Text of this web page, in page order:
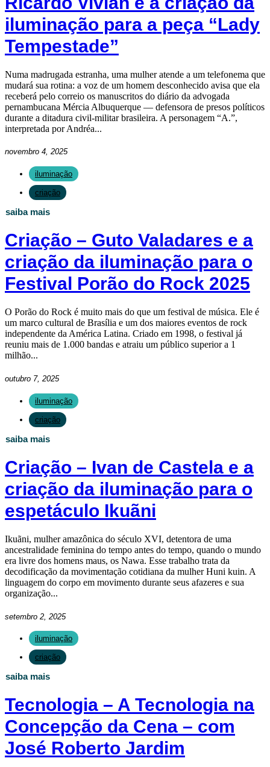
iluminação para a peça “Lady
Tempestade”
Numa madrugada estranha, uma mulher atende a um telefonema que
mudará sua rotina: a voz de um homem desconhecido avisa que ela
receberá pelo correio os manuscritos do diário da advogada
pernambucana Mércia Albuquerque — defensora de presos políticos
durante a ditadura civil-militar brasileira. A personagem “A.”,
interpretada por Andréa...
novembro 4, 2025
iluminação
criação
saiba mais
Criação – Guto Valadares e a
criação da iluminação para o
Festival Porão do Rock 2025
O Porão do Rock é muito mais do que um festival de música. Ele é
um marco cultural de Brasília e um dos maiores eventos de rock
independente da América Latina. Criado em 1998, o festival já
reuniu mais de 1.000 bandas e atraiu um público superior a 1
milhão...
outubro 7, 2025
iluminação
criação
saiba mais
Criação – Ivan de Castela e a
criação da iluminação para o
espetáculo Ikuãni
Ikuãni, mulher amazônica do século XVI, detentora de uma
ancestralidade feminina do tempo antes do tempo, quando o mundo
era livre dos homens maus, os Nawa. Esse trabalho trata da
decodificação da movimentação cotidiana da mulher Huni kuin. A
linguagem do corpo em movimento durante seus afazeres e sua
organização...
setembro 2, 2025
iluminação
criação
saiba mais
Tecnologia – A Tecnologia na
Concepção da Cena – com
José Roberto Jardim